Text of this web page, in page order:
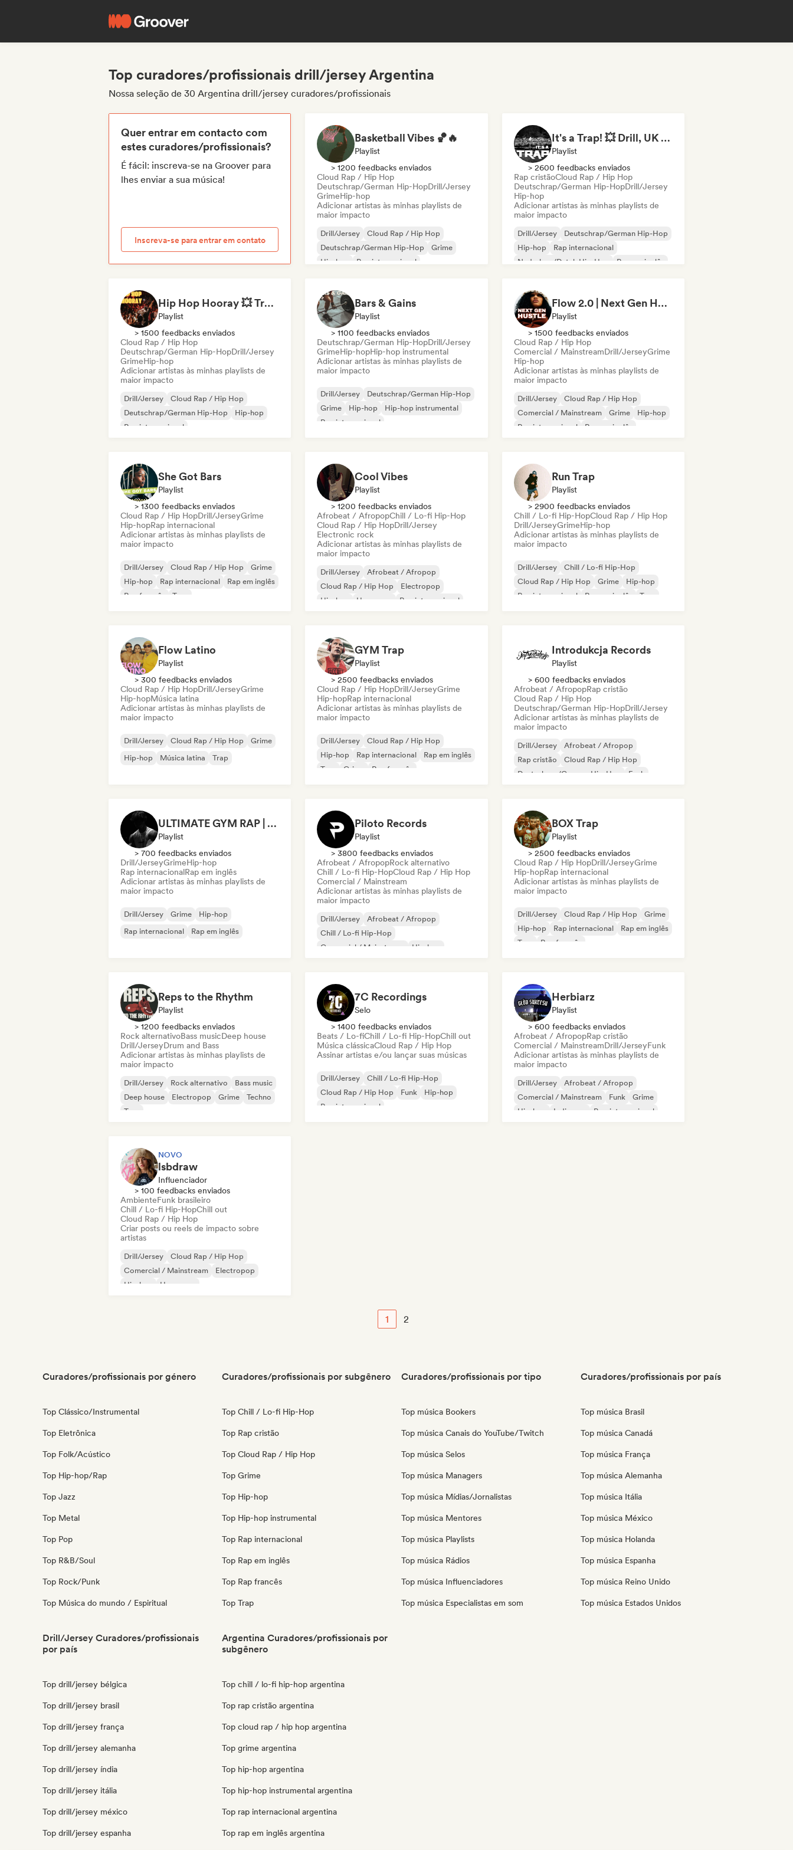
Top curadores/profissionais drill/jersey Argentina
Nossa seleção de 30 Argentina drill/jersey curadores/profissionais
Quer entrar em contacto com
estes curadores/profissionais?
É fácil: inscreva-se na Groover para
lhes enviar a sua música!
Inscreva-se para entrar em contato
Basketball Vibes 🏀🔥
Playlist
> 1200 feedbacks enviados
Cloud Rap / Hip Hop
Deutschrap/German Hip-HopDrill/Jersey
GrimeHip-hop
Adicionar artistas às minhas playlists de
maior impacto
Drill/Jersey
Cloud Rap / Hip Hop
Deutschrap/German Hip-Hop
Grime
Hip-hop
Rap internacional
It's a Trap! 💥 Drill, UK Drill & Hard-Hitting Trap
Playlist
> 2600 feedbacks enviados
Rap cristãoCloud Rap / Hip Hop
Deutschrap/German Hip-HopDrill/Jersey
Hip-hop
Adicionar artistas às minhas playlists de
maior impacto
Drill/Jersey
Deutschrap/German Hip-Hop
Hip-hop
Rap internacional
Nederhop/Dutch Hip-Hop
Rap em inglês
Hip Hop Hooray 💥 Trap, Hype & Party Rap Bangers
Playlist
> 1500 feedbacks enviados
Cloud Rap / Hip Hop
Deutschrap/German Hip-HopDrill/Jersey
GrimeHip-hop
Adicionar artistas às minhas playlists de
maior impacto
Drill/Jersey
Cloud Rap / Hip Hop
Deutschrap/German Hip-Hop
Hip-hop
Rap internacional
Bars & Gains
Playlist
> 1100 feedbacks enviados
Deutschrap/German Hip-HopDrill/Jersey
GrimeHip-hopHip-hop instrumental
Adicionar artistas às minhas playlists de
maior impacto
Drill/Jersey
Deutschrap/German Hip-Hop
Grime
Hip-hop
Hip-hop instrumental
Rap internacional
Flow 2.0 | Next Gen Hustle
Playlist
> 1500 feedbacks enviados
Cloud Rap / Hip Hop
Comercial / MainstreamDrill/JerseyGrime
Hip-hop
Adicionar artistas às minhas playlists de
maior impacto
Drill/Jersey
Cloud Rap / Hip Hop
Comercial / Mainstream
Grime
Hip-hop
Rap internacional
Rap em inglês
She Got Bars
Playlist
> 1300 feedbacks enviados
Cloud Rap / Hip HopDrill/JerseyGrime
Hip-hopRap internacional
Adicionar artistas às minhas playlists de
maior impacto
Drill/Jersey Cloud Rap / Hip Hop
Grime
Hip-hop
Rap internacional
Rap em inglês
Rap francês
Trap
Cool Vibes
Playlist
> 1200 feedbacks enviados
Afrobeat / AfropopChill / Lo-fi Hip-Hop
Cloud Rap / Hip HopDrill/Jersey
Electronic rock
Adicionar artistas às minhas playlists de
maior impacto
Drill/Jersey
Afrobeat / Afropop
Cloud Rap / Hip Hop
Electropop
Hip-hop
Hyperpop
Rap internacional
Run Trap
Playlist
> 2900 feedbacks enviados
Chill / Lo-fi Hip-HopCloud Rap / Hip Hop
Drill/JerseyGrimeHip-hop
Adicionar artistas às minhas playlists de
maior impacto
Drill/Jersey
Chill / Lo-fi Hip-Hop
Cloud Rap / Hip Hop
Grime
Hip-hop
Rap internacional
Rap em inglês Trap
Flow Latino
Playlist
> 300 feedbacks enviados
Cloud Rap / Hip HopDrill/JerseyGrime
Hip-hopMúsica latina
Adicionar artistas às minhas playlists de
maior impacto
Drill/Jersey Cloud Rap / Hip Hop
Grime
Hip-hop
Música latina Trap
GYM Trap
Playlist
> 2500 feedbacks enviados
Cloud Rap / Hip HopDrill/JerseyGrime
Hip-hopRap internacional
Adicionar artistas às minhas playlists de
maior impacto
Drill/Jersey
Cloud Rap / Hip Hop
Hip-hop
Rap internacional
Rap em inglês
Trap
Grime Rap francês
Introdukcja Records
Playlist
> 600 feedbacks enviados
Afrobeat / AfropopRap cristão
Cloud Rap / Hip Hop
Deutschrap/German Hip-HopDrill/Jersey
Adicionar artistas às minhas playlists de
maior impacto
Drill/Jersey
Afrobeat / Afropop
Rap cristão
Cloud Rap / Hip Hop
Deutschrap/German Hip-Hop
Funk
ULTIMATE GYM RAP | WORKOUT PLAYLIST 2026 🔥
Playlist
> 700 feedbacks enviados
Drill/JerseyGrimeHip-hop
Rap internacionalRap em inglês
Adicionar artistas às minhas playlists de
maior impacto
Drill/Jersey Grime
Hip-hop
Rap internacional
Rap em inglês
Piloto Records
Playlist
> 3800 feedbacks enviados
Afrobeat / AfropopRock alternativo
Chill / Lo-fi Hip-HopCloud Rap / Hip Hop
Comercial / Mainstream
Adicionar artistas às minhas playlists de
maior impacto
Drill/Jersey
Afrobeat / Afropop
Chill / Lo-fi Hip-Hop
Comercial / Mainstream
Hip-hop
BOX Trap
Playlist
> 2500 feedbacks enviados
Cloud Rap / Hip HopDrill/JerseyGrime
Hip-hopRap internacional
Adicionar artistas às minhas playlists de
maior impacto
Drill/Jersey Cloud Rap / Hip Hop
Grime
Hip-hop
Rap internacional
Rap em inglês
Trap
Rap francês
Reps to the Rhythm
Playlist
> 1200 feedbacks enviados
Rock alternativoBass musicDeep house
Drill/JerseyDrum and Bass
Adicionar artistas às minhas playlists de
maior impacto
Drill/Jersey Rock alternativo
Bass music
Deep house
Electropop Grime
Techno
Trap
7C Recordings
Selo
> 1400 feedbacks enviados
Beats / Lo-fiChill / Lo-fi Hip-HopChill out
Música clássicaCloud Rap / Hip Hop
Assinar artistas e/ou lançar suas músicas
Drill/Jersey
Chill / Lo-fi Hip-Hop
Cloud Rap / Hip Hop
Funk
Hip-hop
Rap internacional
Herbiarz
Playlist
> 600 feedbacks enviados
Afrobeat / AfropopRap cristão
Comercial / MainstreamDrill/JerseyFunk
Adicionar artistas às minhas playlists de
maior impacto
Drill/Jersey
Afrobeat / Afropop
Comercial / Mainstream
Funk
Grime
Hip-hop
Indie pop Pop internacional
NOVO
lsbdraw
Influenciador
> 100 feedbacks enviados
AmbienteFunk brasileiro
Chill / Lo-fi Hip-HopChill out
Cloud Rap / Hip Hop
Criar posts ou reels de impacto sobre
artistas
Drill/Jersey
Cloud Rap / Hip Hop
Comercial / Mainstream
Electropop
Hip-hop
Hyperpop
1 2
Curadores/profissionais por género
Top Clássico/Instrumental
Top Eletrônica
Top Folk/Acústico
Top Hip-hop/Rap
Top Jazz
Top Metal
Top Pop
Top R&B/Soul
Top Rock/Punk
Top Música do mundo / Espiritual
Curadores/profissionais por subgênero
Top Chill / Lo-fi Hip-Hop
Top Rap cristão
Top Cloud Rap / Hip Hop
Top Grime
Top Hip-hop
Top Hip-hop instrumental
Top Rap internacional
Top Rap em inglês
Top Rap francês
Top Trap
Curadores/profissionais por tipo
Top música Bookers
Top música Canais do YouTube/Twitch
Top música Selos
Top música Managers
Top música Mídias/Jornalistas
Top música Mentores
Top música Playlists
Top música Rádios
Top música Influenciadores
Top música Especialistas em som
Curadores/profissionais por país
Top música Brasil
Top música Canadá
Top música França
Top música Alemanha
Top música Itália
Top música México
Top música Holanda
Top música Espanha
Top música Reino Unido
Top música Estados Unidos
Drill/Jersey Curadores/profissionais
por país
Top drill/jersey bélgica
Top drill/jersey brasil
Top drill/jersey frança
Top drill/jersey alemanha
Top drill/jersey índia
Top drill/jersey itália
Top drill/jersey méxico
Top drill/jersey espanha
Argentina Curadores/profissionais por
subgênero
Top chill / lo-fi hip-hop argentina
Top rap cristão argentina
Top cloud rap / hip hop argentina
Top grime argentina
Top hip-hop argentina
Top hip-hop instrumental argentina
Top rap internacional argentina
Top rap em inglês argentina